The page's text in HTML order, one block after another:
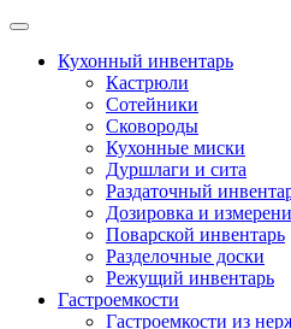
Skip
contentКухонный инвентарь
Кастрюли
Сотейники
Сковороды
Кухонные миски
Дуршлаги и сита
Раздаточный
Дозировка и
Поварской инвентарь
Разделочные доски
Режущий инвентарь
Гастроемкости
Гастроемкости из